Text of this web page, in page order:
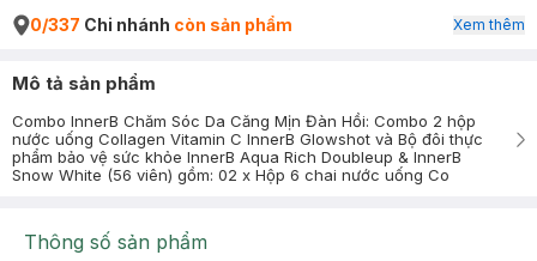
0/337 Chi nhánh còn sản phẩm Xem thêm
Mô tả sản phẩm
Combo InnerB Chăm Sóc Da Căng Mịn Đàn Hồi: Combo 2 hộp
nước uống Collagen Vitamin C InnerB Glowshot và Bộ đôi thực
phẩm bảo vệ sức khỏe InnerB Aqua Rich Doubleup & InnerB
Snow White (56 viên) gồm: 02 x Hộp 6 chai nước uống Co
Thông số sản phẩm